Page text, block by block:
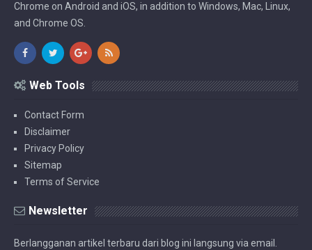
Chrome on Android and iOS, in addition to Windows, Mac, Linux,
and Chrome OS.
Web Tools
Contact Form
Disclaimer
Privacy Policy
Sitemap
Terms of Service
Newsletter
Berlangganan artikel terbaru dari blog ini langsung via email.